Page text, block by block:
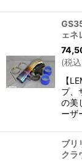
ェネ
(税込
【
プ、
の美
ーザ
ブリ
クラ